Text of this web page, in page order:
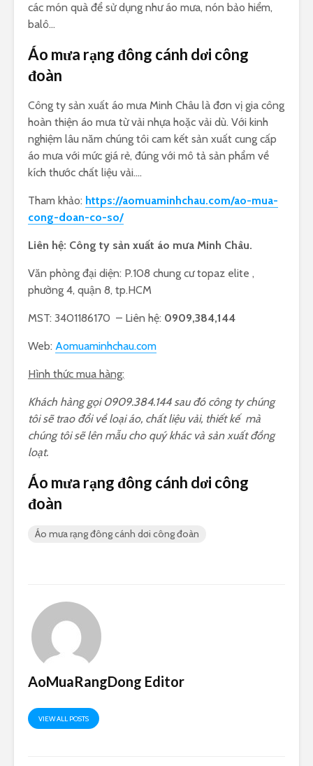
các món quà để sử dụng như áo mưa, nón bảo hiểm,
balô…
Áo mưa rạng đông cánh dơi công
đoàn
Công ty sản xuất áo mưa Minh Châu là đơn vị gia công
hoàn thiện áo mưa từ vải nhựa hoặc vải dù. Với kinh
nghiệm lâu năm chúng tôi cam kết sản xuất cung cấp
áo mưa với mức giá rẻ, đúng với mô tả sản phẩm về
kích thước chất liệu vải….
Tham khảo: https://aomuaminhchau.com/ao-mua-
cong-doan-co-so/
Liên hệ: Công ty sản xuất áo mưa Minh Châu.
Văn phòng đại diện: P.108 chung cư topaz elite ,
phường 4, quận 8, tp.HCM
MST: 3401186170 – Liên hệ: 0909,384,144
Web: Aomuaminhchau.com
Hình thức mua hàng:
Khách hàng gọi 0909.384.144 sau đó công ty chúng
tôi sẽ trao đổi về loại áo, chất liệu vải, thiết kế mà
chúng tôi sẽ lên mẫu cho quý khác và sản xuất đồng
loạt.
Áo mưa rạng đông cánh dơi công
đoàn
Áo mưa rạng đông cánh dơi công đoàn
AoMuaRangDong Editor
VIEW ALL POSTS